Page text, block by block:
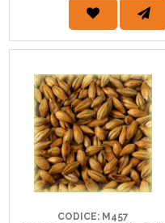
CODICE: M457